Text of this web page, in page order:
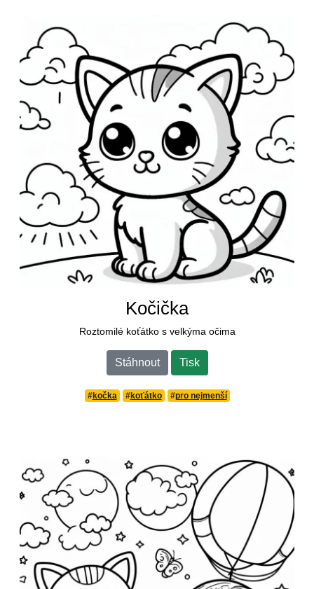
Kočička
Roztomilé koťátko s velkýma očima
Stáhnout Tisk
#kočka #koťátko #pro nejmenší